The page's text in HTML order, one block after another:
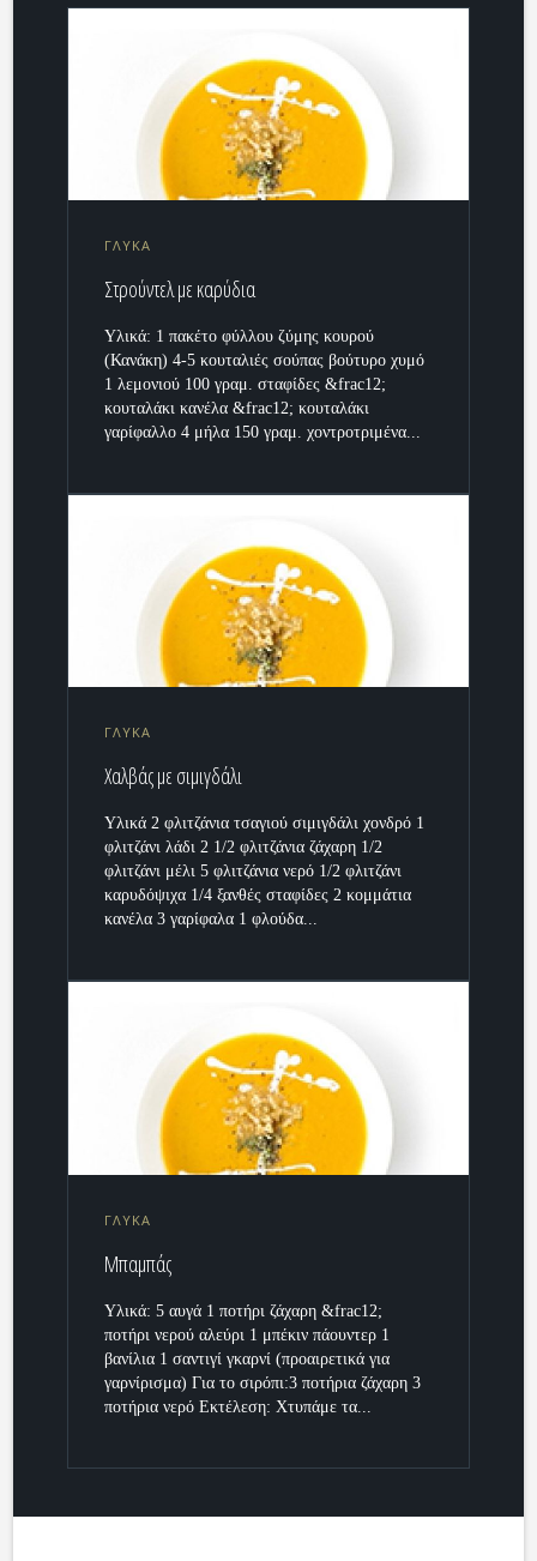
ΓΛΥΚΑ
Στρούντελ με καρύδια
Υλικά: 1 πακέτο φύλλου ζύμης κουρού
(Κανάκη) 4-5 κουταλιές σούπας βούτυρο χυμό
1 λεμονιού 100 γραμ. σταφίδες &frac12;
κουταλάκι κανέλα &frac12; κουταλάκι
γαρίφαλλο 4 μήλα 150 γραμ. χοντροτριμένα...
ΓΛΥΚΑ
Χαλβάς με σιμιγδάλι
Υλικά 2 φλιτζάνια τσαγιού σιμιγδάλι χονδρό 1
φλιτζάνι λάδι 2 1/2 φλιτζάνια ζάχαρη 1/2
φλιτζάνι μέλι 5 φλιτζάνια νερό 1/2 φλιτζάνι
καρυδόψιχα 1/4 ξανθές σταφίδες 2 κομμάτια
κανέλα 3 γαρίφαλα 1 φλούδα...
ΓΛΥΚΑ
Μπαμπάς
Υλικά: 5 αυγά 1 ποτήρι ζάχαρη &frac12;
ποτήρι νερού αλεύρι 1 μπέκιν πάουντερ 1
βανίλια 1 σαντιγί γκαρνί (προαιρετικά για
γαρνίρισμα) Για το σιρόπι:3 ποτήρια ζάχαρη 3
ποτήρια νερό Εκτέλεση: Χτυπάμε τα...